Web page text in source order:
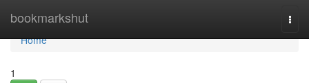
bookmarkshut
Home
Home
1